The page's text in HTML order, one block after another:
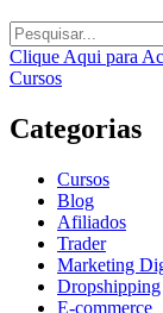
Clique Aqui para
Cursos
Categorias
Cursos
Blog
Afiliados
Trader
Marketing
Dropshipping
E-commerce